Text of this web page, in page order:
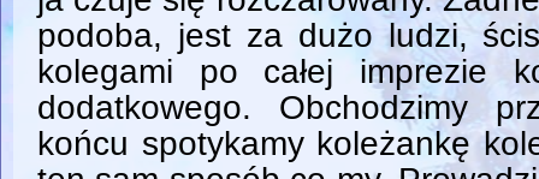
podoba, jest za dużo ludzi,
kolegami po całej imprezie
dodatkowego. Obchodzimy
końcu spotykamy koleżankę